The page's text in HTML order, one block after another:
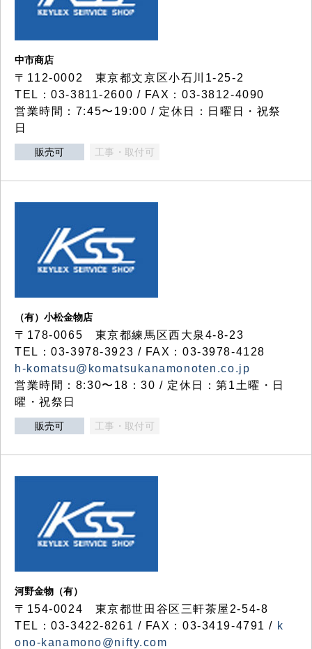
中市商店
〒112-0002 東京都文京区小石川1-25-2
TEL：03-3811-2600 / FAX：03-3812-4090
営業時間：7:45〜19:00 / 定休日：日曜日・祝祭
日
販売可 工事・取付可
（有）小松金物店
〒178-0065 東京都練馬区西大泉4-8-23
TEL：03-3978-3923 / FAX：03-3978-4128
h-komatsu@komatsukanamonoten.co.jp
営業時間：8:30〜18：30 / 定休日：第1土曜・日
曜・祝祭日
販売可 工事・取付可
河野金物（有）
〒154-0024 東京都世田谷区三軒茶屋2-54-8
TEL：03-3422-8261 / FAX：03-3419-4791 / k
ono-kanamono@nifty.com